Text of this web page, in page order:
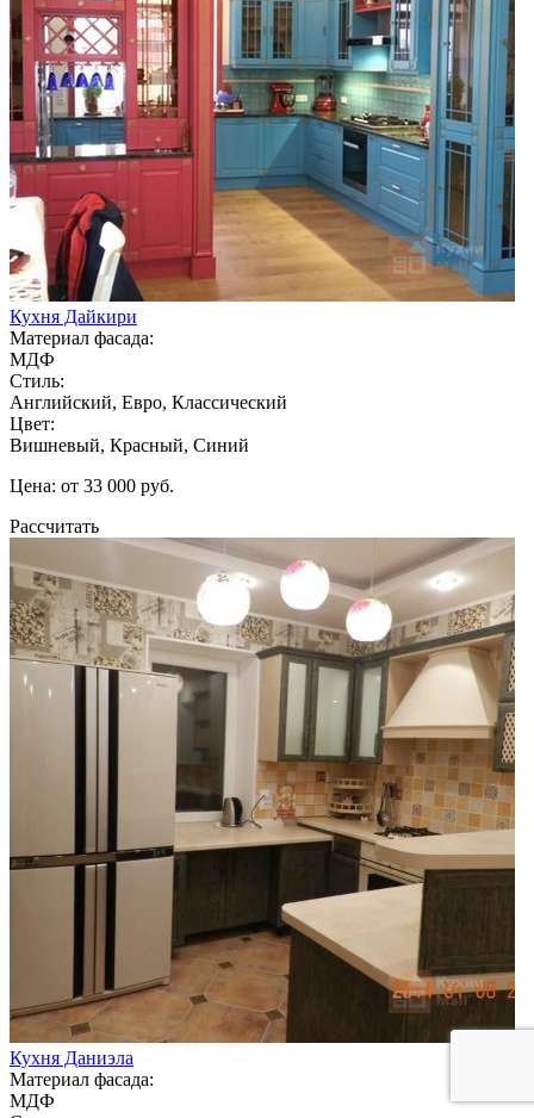
Кухня Дайкири
Материал фасада:
МДФ
Стиль:
Английский, Евро, Классический
Цвет:
Вишневый, Красный, Синий
Цена: от 33 000 руб.
Рассчитать
Кухня Даниэла
Материал фасада:
МДФ